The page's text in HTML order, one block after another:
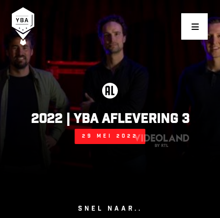
Young Business Award
2022 | YBA AFLEVERING 3
29 mei 2022
Snel naar..